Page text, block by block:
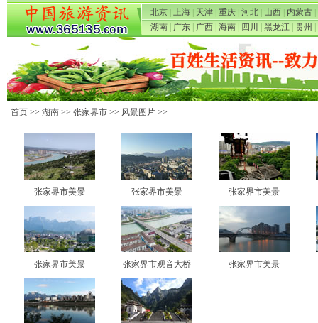
北京 上海 天津 重庆 河北 山西 内蒙古
湖南
广东 广西 海南 四川 黑龙江 贵州
首页 >> 湖南 >> 张家界市 >> 风景图片 >>
张家界市美景 张家界市美景 张家界市美景
张家界市美景 张家界市观音大桥 张家界市美景